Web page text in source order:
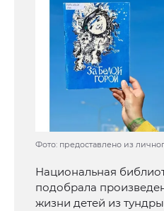
Фото: предоставлено из
Национальная
подобрала
жизни детей из